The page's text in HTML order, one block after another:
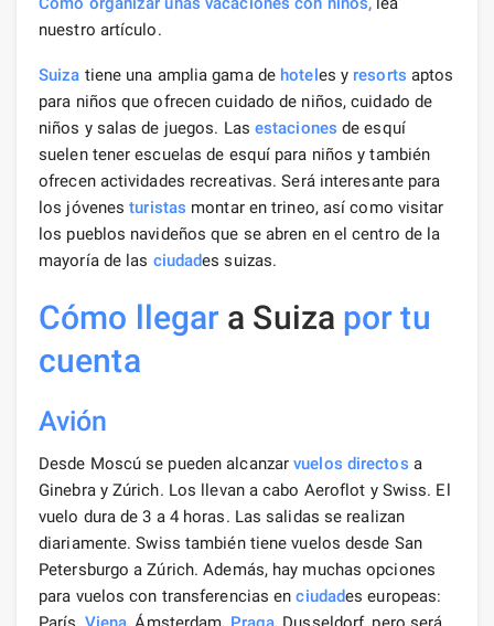
nuestro artículo.
Suiza tiene una amplia gama de hoteles y resorts aptos
para niños que ofrecen cuidado de niños, cuidado de
niños y salas de juegos. Las estaciones de esquí
suelen tener escuelas de esquí para niños y también
ofrecen actividades recreativas. Será interesante para
los jóvenesturistas montar en trineo, así como visitar
los pueblos navideños que se abren en el centro de la
mayoría de las ciudades suizas.
Cómo llegar a Suiza por tu
cuenta
Avión
Desde Moscú se pueden alcanzarvuelos directos a
Ginebra y Zúrich. Los llevan a cabo Aeroflot y Swiss. El
vuelo dura de 3 a 4 horas. Las salidas se realizan
diariamente. Swiss también tiene vuelos desde San
Petersburgo a Zúrich. Además, hay muchas opciones
para vuelos con transferencias enciudades europeas: